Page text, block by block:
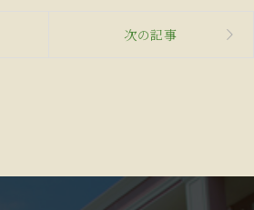
次の記事